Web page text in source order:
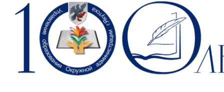
Перейти к основному содержанию
Skip to search